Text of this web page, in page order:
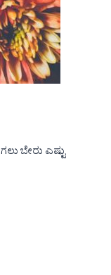
ಬೇರು ಎಷ್ಟು